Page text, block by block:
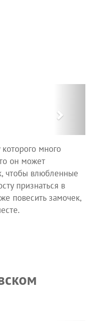
много
он может
чтобы влюбленные
признаться в
повесить замочек,